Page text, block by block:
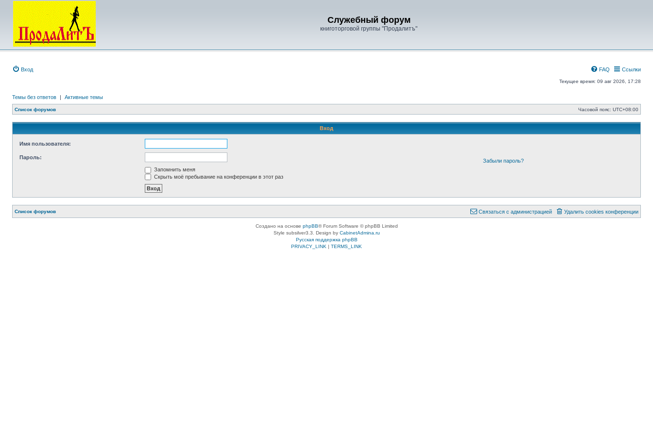
Служебный форум
книготорговой группы "Продалитъ"
Вход Ссылки
FAQ
Текущее время: 09 авг 2026, 17:28
Темы без ответов | Активные темы
Список форумов Часовой пояс: UTC+08:00
Вход
Имя пользователя:
Пароль:
Забыли пароль?
Запомнить меня
Скрыть моё пребывание на конференции в этот раз
Список форумов Удалить cookies конференции
Связаться с администрацией
Создано на основе phpBB® Forum Software © phpBB Limited
Style subsilver3.3. Design by CabinetAdmina.ru
Русская поддержка phpBB
PRIVACY_LINK | TERMS_LINK